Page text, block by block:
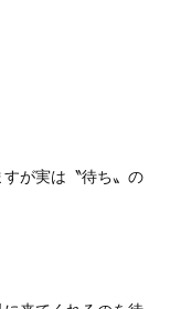
が実は〝待ち〟の